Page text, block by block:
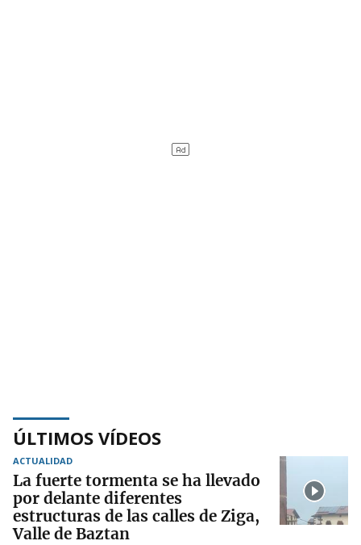
ÚLTIMOS VÍDEOS
ACTUALIDAD
La fuerte tormenta se ha llevado
por delante diferentes
estructuras de las calles de Ziga,
Valle de Baztan